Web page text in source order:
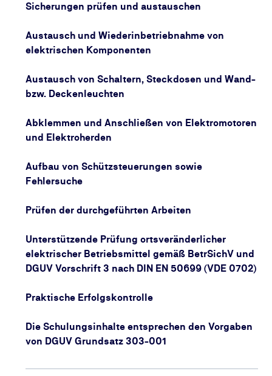
Sicherungen prüfen und austauschen
Austausch und Wiederinbetriebnahme von
elektrischen Komponenten
Austausch von Schaltern, Steckdosen und Wand-
bzw. Deckenleuchten
Abklemmen und Anschließen von Elektromotoren
und Elektroherden
Aufbau von Schützsteuerungen sowie
Fehlersuche
Prüfen der durchgeführten Arbeiten
Unterstützende Prüfung ortsveränderlicher
elektrischer Betriebsmittel gemäß BetrSichV und
DGUV Vorschrift 3 nach DIN EN 50699 (VDE 0702)
Praktische Erfolgskontrolle
Die Schulungsinhalte entsprechen den Vorgaben
von DGUV Grundsatz 303-001